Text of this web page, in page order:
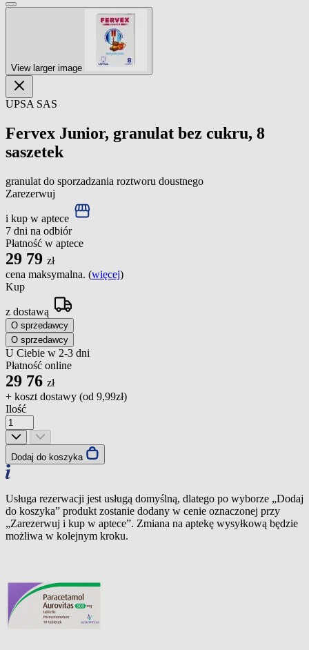
View larger image
UPSA SAS
Fervex Junior, granulat bez cukru, 8
saszetek
granulat do sporzadzania roztworu doustnego
Zarezerwuj
i kup w aptece
7 dni na odbiór
Płatność w aptece
29 79 zł
cena maksymalna. (więcej)
Kup
z dostawą
O sprzedawcy
O sprzedawcy
U Ciebie w 2-3 dni
Płatność online
29 76 zł
+ koszt dostawy (od 9,99zł)
Ilość
Dodaj do koszyka
Usługa rezerwacji jest usługą domyślną, dlatego po wyborze „Dodaj
do koszyka” produkt zostanie dodany w cenie oznaczonej przy
„Zarezerwuj i kup w aptece”. Zmiana na aptekę wysyłkową będzie
możliwa w kolejnym kroku.